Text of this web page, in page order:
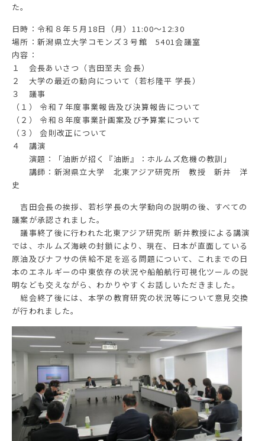
た。
日時：令和８年５月18日（月）11:00～12:30
場所：新潟県立大学コモンズ３号館 5401会議室
内容：
１ 会長あいさつ（吉田至夫 会長）
２ 大学の最近の動向について（若杉隆平 学長）
３ 議事
（１） 令和７年度事業報告及び決算報告について
（２） 令和８年度事業計画案及び予算案について
（３） 会則改正について
４ 講演
演題：「油断が招く『油断』：ホルムズ危機の教訓」
講師：新潟県立大学 北東アジア研究所 教授 新井 洋
史
吉田会長の挨拶、若杉学長の大学動向の説明の後、すべての
議案が承認されました。
議事終了後に行われた北東アジア研究所 新井教授による講演
では、ホルムズ海峡の封鎖により、現在、日本が直面している
原油及びナフサの供給不足を巡る問題について、これまでの日
本のエネルギーの中東依存の状況や船舶航行可視化ツールの説
明なども交えながら、わかりやすくお話しいただきました。
総会終了後には、本学の教育研究の状況等について意見交換
が行われました。